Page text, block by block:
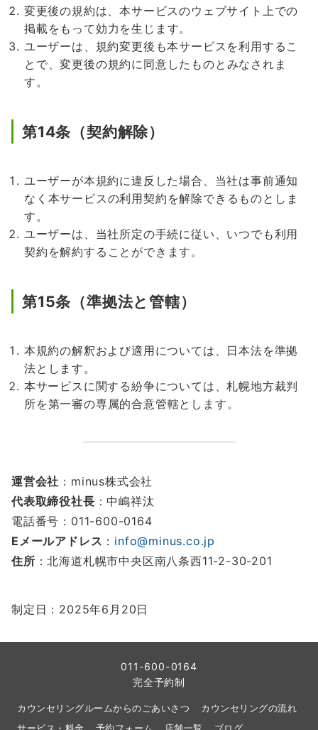
変更後の規約は、本サービスのウェブサイト上での
掲載をもって効力を生じます。
ユーザーは、規約変更後も本サービスを利用するこ
とで、変更後の規約に同意したものとみなされま
す。
第14条（契約解除）
ユーザーが本規約に違反した場合、当社は事前通知
なく本サービスの利用契約を解除できるものとしま
す。
ユーザーは、当社所定の手続に従い、いつでも利用
契約を解約することができます。
第15条（準拠法と管轄）
本規約の解釈および適用については、日本法を準拠
法とします。
本サービスに関する紛争については、札幌地方裁判
所を第一審の専属的合意管轄とします。
運営会社 ：minus株式会社
代表取締役社長 ：中嶋祥汰
電話番号：011-600-0164
Eメールアドレス ： info@minus.co.jp
住所 ：北海道札幌市中央区南八条西11-2-30-201
制定日：2025年6月20日
011-600-0164
完全予約制
カウンセリングルームからのごあいさつ
カウンセリングの流れ